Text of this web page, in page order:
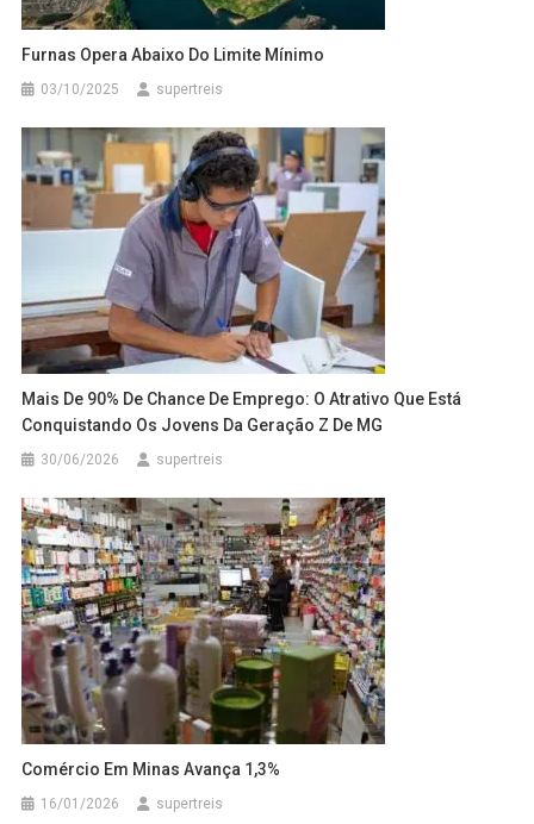
Furnas Opera Abaixo Do Limite Mínimo
03/10/2025 supertreis
Mais De 90% De Chance De Emprego: O Atrativo Que Está
Conquistando Os Jovens Da Geração Z De MG
30/06/2026 supertreis
Comércio Em Minas Avança 1,3%
16/01/2026 supertreis